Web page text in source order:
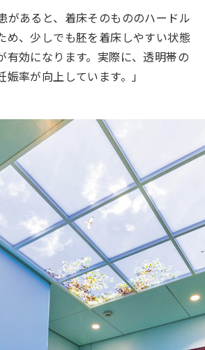
があると、着床そのもののハードル
め、少しでも胚を着床しやすい状態
有効になります。実際に、透明帯の
率が向上しています。」